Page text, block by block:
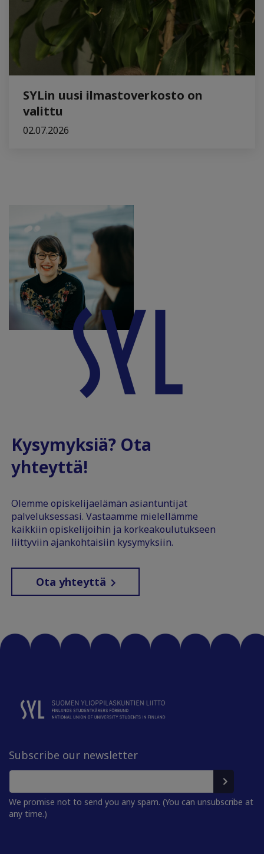
SYLin uusi ilmastoverkosto on
valittu
02.07.2026
Kysymyksiä? Ota
yhteyttä!
Olemme opiskelijaelämän asiantuntijat
palveluksessasi. Vastaamme mielellämme
kaikkiin opiskelijoihin ja korkeakoulutukseen
liittyviin ajankohtaisiin kysymyksiin.
Ota yhteyttä
Subscribe our newsletter
We promise not to send you any spam. (You can unsubscribe at
any time.)